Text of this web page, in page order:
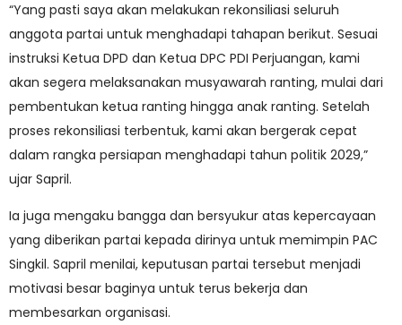
“Yang pasti saya akan melakukan rekonsiliasi seluruh
anggota partai untuk menghadapi tahapan berikut. Sesuai
instruksi Ketua DPD dan Ketua DPC PDI Perjuangan, kami
akan segera melaksanakan musyawarah ranting, mulai dari
pembentukan ketua ranting hingga anak ranting. Setelah
proses rekonsiliasi terbentuk, kami akan bergerak cepat
dalam rangka persiapan menghadapi tahun politik 2029,”
ujar Sapril.
Ia juga mengaku bangga dan bersyukur atas kepercayaan
yang diberikan partai kepada dirinya untuk memimpin PAC
Singkil. Sapril menilai, keputusan partai tersebut menjadi
motivasi besar baginya untuk terus bekerja dan
membesarkan organisasi.